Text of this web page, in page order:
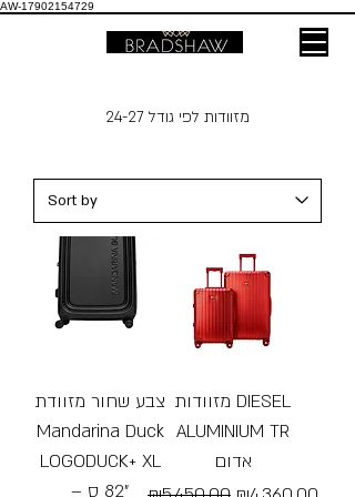
AW-17902154729
מזוודות לפי גודל 24-27
צבע שחור מזוודת
Mandarina Duck
LOGODUCK+ XL
– ‏82 ס”
מזוודות DIESEL
ALUMINIUM TR
אדום